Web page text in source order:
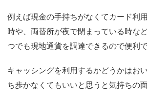
例えば現金の手持ちがなくてカード利
時や、両替所が夜で閉まっている時な
つでも現地通貨を調達できるので便利で
キャッシングを利用するかどうかはお
ち歩かなくてもいいと思うと気持ちの